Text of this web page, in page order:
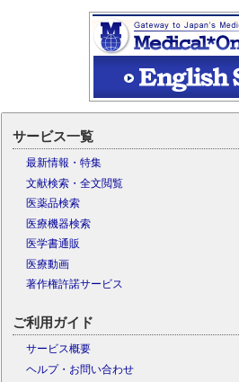
サービス一覧
最新情報・特集
文献検索・全文閲覧
医薬品検索
医療機器検索
医学書通販
医療動画
著作権許諾サービス
ご利用ガイド
サービス概要
ヘルプ・お問い合わせ